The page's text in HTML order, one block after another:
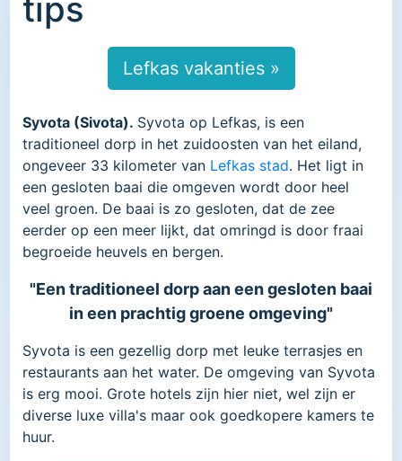
tips
Lefkas vakanties »
Syvota (Sivota). Syvota op Lefkas, is een
traditioneel dorp in het zuidoosten van het eiland,
ongeveer 33 kilometer van Lefkas stad. Het ligt in
een gesloten baai die omgeven wordt door heel
veel groen. De baai is zo gesloten, dat de zee
eerder op een meer lijkt, dat omringd is door fraai
begroeide heuvels en bergen.
"Een traditioneel dorp aan een gesloten baai
in een prachtig groene omgeving"
Syvota is een gezellig dorp met leuke terrasjes en
restaurants aan het water. De omgeving van Syvota
is erg mooi. Grote hotels zijn hier niet, wel zijn er
diverse luxe villa's maar ook goedkopere kamers te
huur.